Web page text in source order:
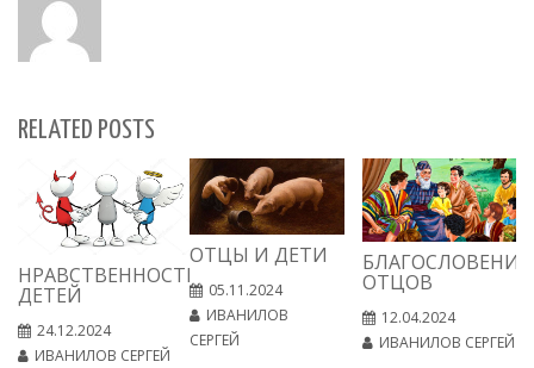
RELATED POSTS
НРАВСТВЕННОСТЬ
ДЕТЕЙ
24.12.2024
ИВАНИЛОВ СЕРГЕЙ
ОТЦЫ И ДЕТИ
05.11.2024
ИВАНИЛОВ
СЕРГЕЙ
БЛАГОСЛОВЕНИЕ
ОТЦОВ
12.04.2024
ИВАНИЛОВ СЕРГЕЙ